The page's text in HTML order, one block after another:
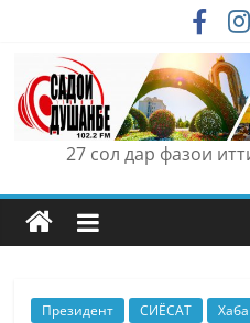
content
27 сол дар фазои
Президент СИЁСАТ